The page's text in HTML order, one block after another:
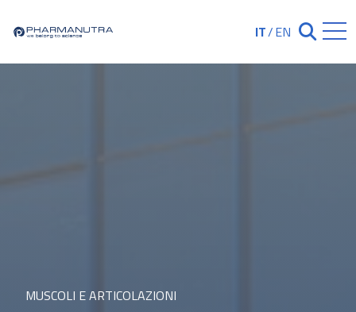
IT/EN Chiudi
MUSCOLI E ARTICOLAZIONI